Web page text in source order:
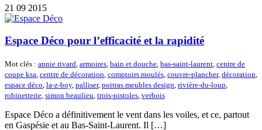
21 09 2015
Espace Déco pour l’efficacité et la rapidité
Mot clés : annie rivard, armoires, bain et douche, bas-saint-laurent, centre de
coupe ksa, centre de décoration, comptoirs moulés, couvre-plancher, décoration,
espace déco, la-z-boy, palliser, poitras meubles design, rivière-du-loup,
robinetterie, simon beaulieu, trois-pistoles, verbois
Espace Déco a définitivement le vent dans les voiles, et ce, partout
en Gaspésie et au Bas-Saint-Laurent. Il […]